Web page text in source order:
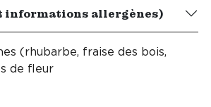
informations allergènes)
(rhubarbe, fraise des bois,
de fleur